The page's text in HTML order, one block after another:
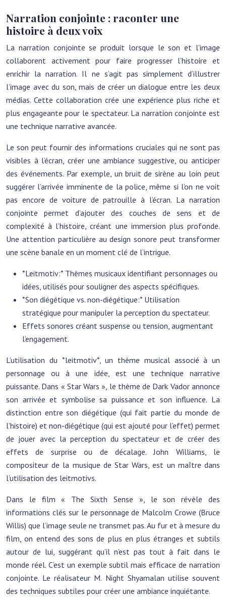
Narration conjointe : raconter une
histoire à deux voix
La narration conjointe se produit lorsque le son et l’image
collaborent activement pour faire progresser l’histoire et
enrichir la narration. Il ne s’agit pas simplement d’illustrer
l’image avec du son, mais de créer un dialogue entre les deux
médias. Cette collaboration crée une expérience plus riche et
plus engageante pour le spectateur. La narration conjointe est
une technique narrative avancée.
Le son peut fournir des informations cruciales qui ne sont pas
visibles à l’écran, créer une ambiance suggestive, ou anticiper
des événements. Par exemple, un bruit de sirène au loin peut
suggérer l’arrivée imminente de la police, même si l’on ne voit
pas encore de voiture de patrouille à l’écran. La narration
conjointe permet d’ajouter des couches de sens et de
complexité à l’histoire, créant une immersion plus profonde.
Une attention particulière au design sonore peut transformer
une scène banale en un moment clé de l’intrigue.
*Leitmotiv:* Thèmes musicaux identifiant personnages ou
idées, utilisés pour souligner des aspects spécifiques.
*Son diégétique vs. non-diégétique:* Utilisation
stratégique pour manipuler la perception du spectateur.
Effets sonores créant suspense ou tension, augmentant
l’engagement.
L’utilisation du *leitmotiv*, un thème musical associé à un
personnage ou à une idée, est une technique narrative
puissante. Dans « Star Wars », le thème de Dark Vador annonce
son arrivée et symbolise sa puissance et son influence. La
distinction entre son diégétique (qui fait partie du monde de
l’histoire) et non-diégétique (qui est ajouté pour l’effet) permet
de jouer avec la perception du spectateur et de créer des
effets de surprise ou de décalage. John Williams, le
compositeur de la musique de Star Wars, est un maître dans
l’utilisation des leitmotivs.
Dans le film « The Sixth Sense », le son révèle des
informations clés sur le personnage de Malcolm Crowe (Bruce
Willis) que l’image seule ne transmet pas. Au fur et à mesure du
film, on entend des sons de plus en plus étranges et subtils
autour de lui, suggérant qu’il n’est pas tout à fait dans le
monde réel. C’est un exemple subtil mais efficace de narration
conjointe. Le réalisateur M. Night Shyamalan utilise souvent
des techniques subtiles pour créer une ambiance inquiétante.